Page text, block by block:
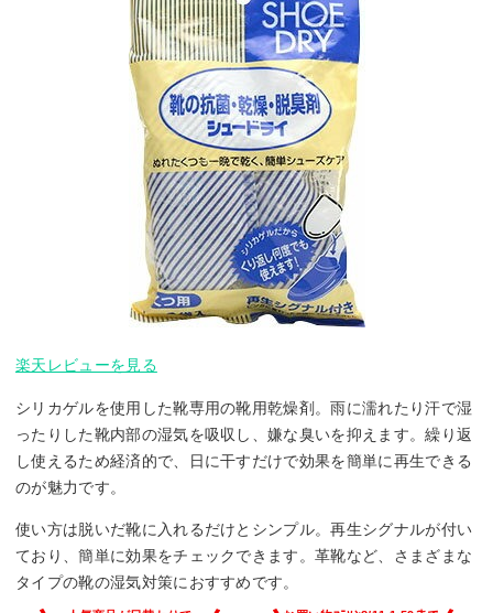
楽天レビューを見る
シリカゲルを使用した靴専用の靴用乾燥剤。雨に濡れたり汗で湿
ったりした靴内部の湿気を吸収し、嫌な臭いを抑えます。繰り返
し使えるため経済的で、日に干すだけで効果を簡単に再生できる
のが魅力です。
使い方は脱いだ靴に入れるだけとシンプル。再生シグナルが付い
ており、簡単に効果をチェックできます。革靴など、さまざまな
タイプの靴の湿気対策におすすめです。